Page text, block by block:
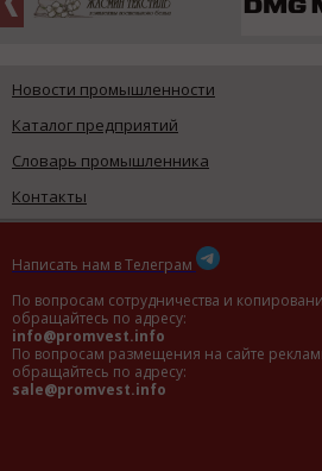
Новости промышленности
Каталог предприятий
Словарь промышленника
Контакты
Написать нам в Телеграм
По вопросам сотрудничества и
обращайтесь по адресу:
info@promvest.info
По вопросам размещения на сайте
обращайтесь по адресу:
sale@promvest.info